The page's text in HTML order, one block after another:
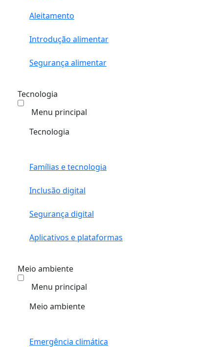
Aleitamento
Introdução alimentar
Segurança alimentar
Tecnologia
Menu principal
Tecnologia
Famílias e tecnologia
Inclusão digital
Segurança digital
Aplicativos e plataformas
Meio ambiente
Menu principal
Meio ambiente
Emergência climática